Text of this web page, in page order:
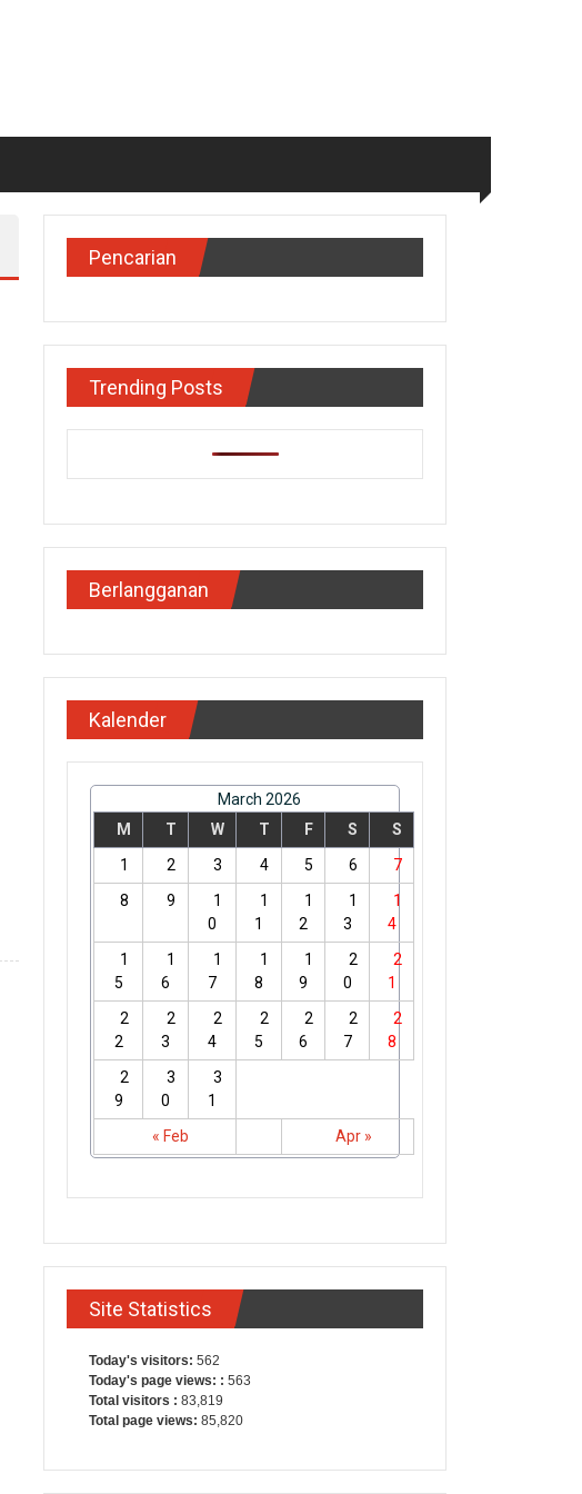
Pencarian
Trending Posts
Berlangganan
Kalender
March 2026
M
T W T F S S
« Feb Apr »
1 2 3 4 5 6
7
8
9
1
0
1
1
1
2
1
3
1
4
1
5
1
6
1
7
1
8
1
9
2
0
2
1
2
2
2
3
2
4
2
5
2
6
2
7
2
8
2
9
3
0
3
1
Site Statistics
Today's visitors: 562
Today's page views: : 563
Total visitors : 83,819
Total page views: 85,820